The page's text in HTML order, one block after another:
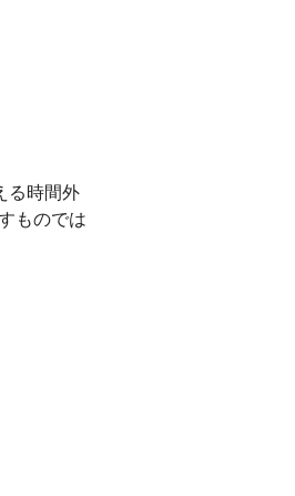
る時間外
ものでは